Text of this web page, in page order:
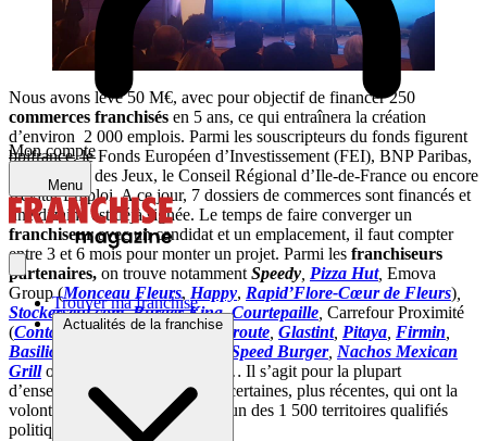
Mon compte
Menu
Trouver ma franchise
Actualités de la franchise
Nous avons levé 50 M€, avec pour objectif de financer 250
commerces franchisés en 5 ans, ce qui entraînera la création
d’environ 2 000 emplois. Parmi les souscripteurs du fonds figurent
bpifrance, le Fonds Européen d’Investissement (FEI), BNP Paribas,
la Française des Jeux, le Conseil Régional d’Ile-de-France ou encore
Revital’Emploi. A ce jour, 7 dossiers de commerces sont financés et
une dizaine est déjà signée. Le temps de faire converger un
franchiseuravec un candidat et un emplacement, il faut compter
entre 3 et 6 mois pour monter un projet. Parmi les franchiseurs
partenaires, on trouve notamment Speedy Pizza Hut, Emova
Group (Monceau Fleurs, Happy, Rapid’Flore-Cœur de Fleurs)
Stockerseul.com,Burger King,Courtepaille Carrefour Proximité
(Contact,City,Express),class’croute Glastint, Pitaya Firmin
Basilic&Co
Speed Burger, Nachos Mexican
Grill ou encore … Il s’agit pour la plupart
d’enseignes nationales ou, pour certaines, plus récentes, qui ont la
volonté de se développer dans l’un des 1 500 territoires qualifiés
politique de la ville.